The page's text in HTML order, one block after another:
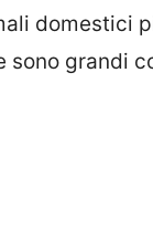
domestici
sono grandi